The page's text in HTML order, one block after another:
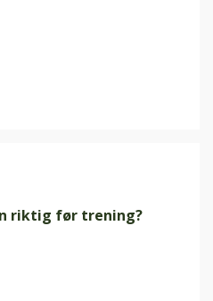
riktig før trening?